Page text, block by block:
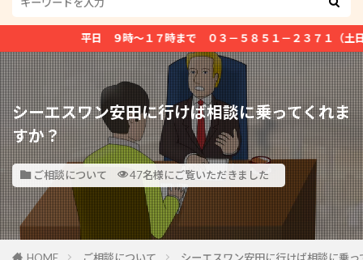
平日 ９時～１７時まで ０３－５８５１－２３７１（土日祝日定休）
シーエスワン安田に行けば相談に乗ってくれま
すか？
ご相談について 47名様にご覧いただきました
HOME ご相談について シーエスワン安田に行けば相談に乗